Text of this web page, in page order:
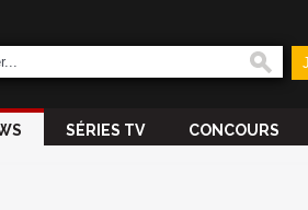
SÉRIES TV CONCOURS